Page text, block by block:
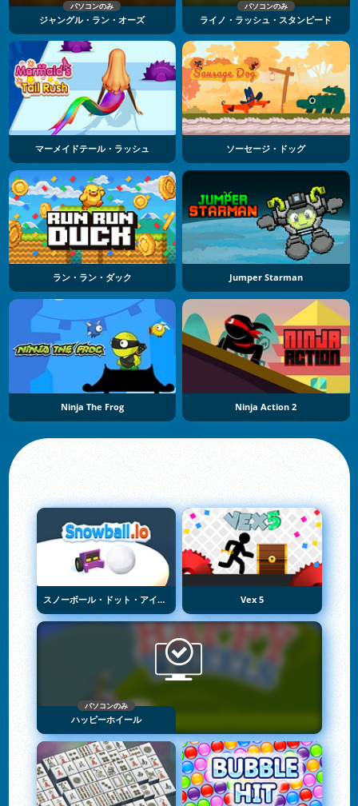
パソコンのみ
ジャングル・ラン・オーズ
パソコンのみ
ライノ・ラッシュ・スタンピード
マーメイドテール・ラッシュ ソーセージ・ドッグ
ラン・ラン・ダック Jumper Starman
Ninja The Frog Ninja Action 2
スノーボール・ドット・アイオー Vex 5
パソコンのみ
ハッピーホイール